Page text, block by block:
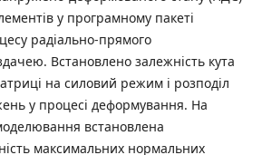
у програмному пакеті
радіально-прямого
Встановлено залежність кута
на силовий режим і розподіл
у процесі деформування. На
встановлена
максимальних нормальних